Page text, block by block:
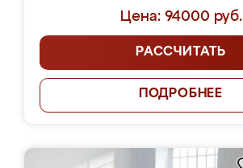
Цена: 94000 руб.
РАССЧИТАТЬ
ПОДРОБНЕЕ